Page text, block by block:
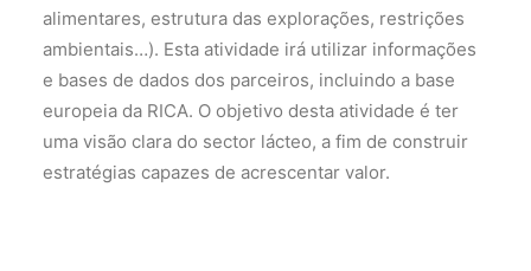
alimentares, estrutura das explorações, restrições
ambientais…). Esta atividade irá utilizar informações
e bases de dados dos parceiros, incluindo a base
europeia da RICA. O objetivo desta atividade é ter
uma visão clara do sector lácteo, a fim de construir
estratégias capazes de acrescentar valor.